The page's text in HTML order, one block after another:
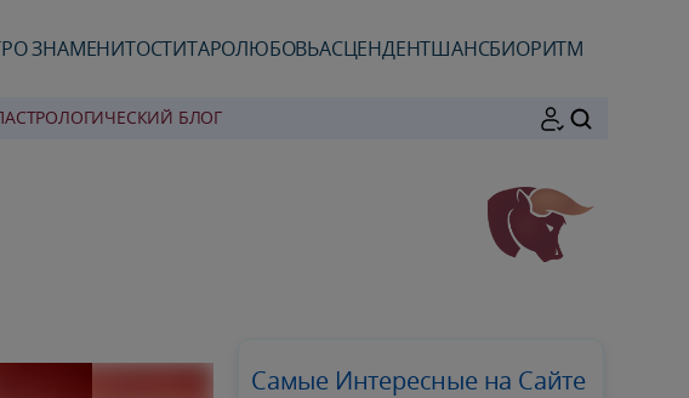
ЗНАМЕНИТОСТИТАРОЛЮБОВЬАСЦЕНДЕНТШАНСБИОРИТМ
AСТРОЛОГИЧЕСКИЙ БЛОГ
Самые Интересные на Сайте